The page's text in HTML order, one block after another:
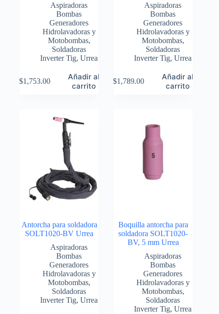
Aspiradoras
Bombas
Generadores
Hidrolavadoras y
Motobombas,
Soldadoras
Inverter Tig,Urrea
$1,753.00
Añadir al
carrito
Aspiradoras
Bombas
Generadores
Hidrolavadoras y
Motobombas,
Soldadoras
Inverter Tig,Urrea
$1,789.00
Añadir al
carrito
Antorcha para soldadora
SOLT1020-BV Urrea
Aspiradoras
Bombas
Generadores
Hidrolavadoras y
Motobombas,
Soldadoras
Inverter Tig,Urrea
Boquilla antorcha para
soldadora SOLT1020-
BV, 5 mm Urrea
Aspiradoras
Bombas
Generadores
Hidrolavadoras y
Motobombas,
Soldadoras
Inverter Tig,Urrea